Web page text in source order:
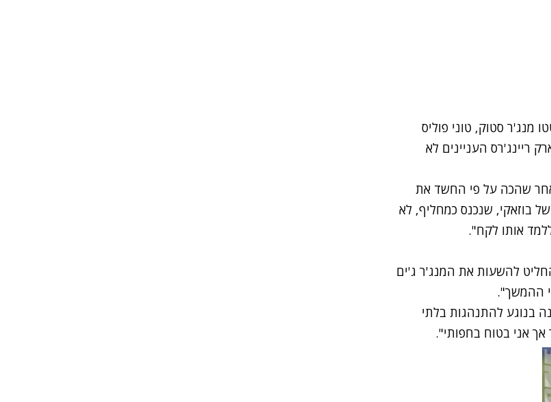
מנג'ר סטוק, טוני פוליס
ריינג'רס העניינים לא
שהכה על פי החשד את
ביום שני. יכולתו של בוזאקי, שנכנס כמחליף, לא
להשעות את המנג'ר ג'ים
ההמשך".
בנוגע להתנהגות בלתי
אני בטוח בחפותי".